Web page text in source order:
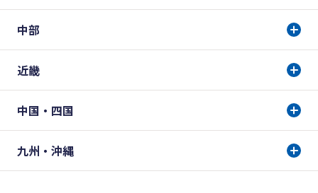
中部
近畿
中国・四国
九州・沖縄